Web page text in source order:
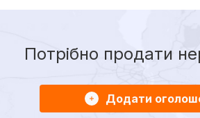
Потрібно продати
Додати